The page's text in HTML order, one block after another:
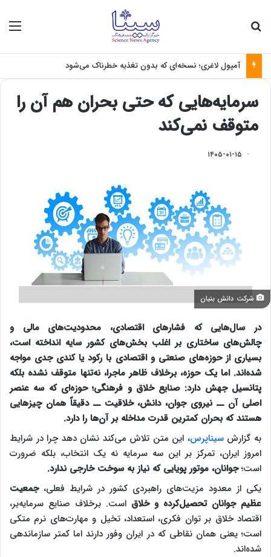
آمپول لاغری؛ نسخه‌ای که بدون تغذیه خطرناک می‌شود
سرمایه‌هایی که حتی بحران هم آن را
متوقف نمی‌کند
۱۴۰۵-۰۱-۱۵
شرکت دانش بنیان
در سال‌هایی که فشارهای اقتصادی، محدودیت‌های مالی و
چالش‌های ساختاری بر اغلب بخش‌های کشور سایه انداخته است،
بسیاری از حوزه‌های صنعتی و اقتصادی با رکود یا کندی جدی مواجه
شده‌اند. اما یک حوزه، برخلاف ظاهر ماجرا، نه‌تنها متوقف نشده بلکه
پتانسیل جهش دارد: صنایع خلاق و فرهنگی؛ حوزه‌ای که سه عنصر
اصلی آن ــ نیروی جوان، دانش، خلاقیت ــ دقیقاً همان چیزهایی
هستند که بحران کمترین قدرت مداخله بر آن‌ها را دارد.
به گزارشسیناپرس، این متن تلاش می‌کند نشان دهد چرا در شرایط
امروز ایران، تمرکز بر این سه سرمایه نه یک انتخاب، بلکه ضرورت
است؛جوانان، موتور پویایی که نیاز به سوخت خارجی ندارد.
یکی از معدود مزیت‌های راهبردی کشور در شرایط فعلی،جمعیت
عظیم جوانان تحصیل‌کرده و خلاق است. برخلاف صنایع سرمایه‌بر،
اقتصاد خلاق بر توان فکری، استعداد، تخیل و مهارت‌های نرم متکی
است؛ یعنی همان نقاطی که در ایران وفور دارند اما کمتر سازماندهی
شده‌اند.